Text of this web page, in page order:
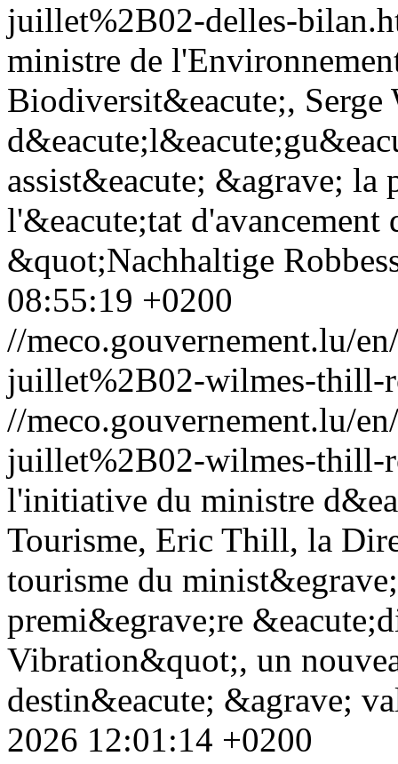
juillet%2B02-delles-
ministre de
Biodiversit&eacute;,
assist&eacute; &agrave; la
l'&eacute;tat
&quot;Nachhaltige
08:55:19 +0200
//meco.gouvernement.lu/
juillet%2B02-wilmes-thill-
//meco.gouvernement.lu/
juillet%2B02-wilmes-thill-
l'initiative du ministre
Tourisme, Eric Thill, la
tourisme du
premi&egrave;re
Vibration&quot;, un
destin&eacute; &agrave;
2026 12:01:14 +0200